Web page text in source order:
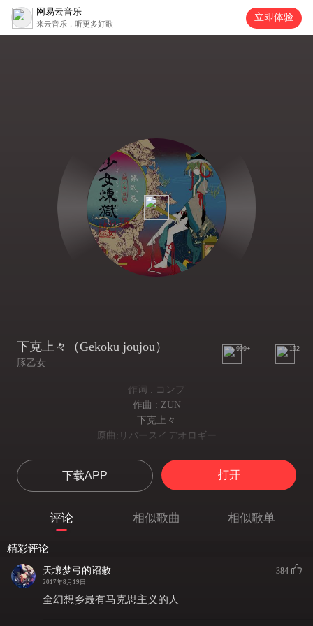
网易云音乐
来云音乐，听更多好歌
立即体验
下克上々（Gekoku joujou）
豚乙女
999+ 192
作词 : コンプ
作曲 : ZUN
下克上々
原曲:リバースイデオロギー
時に笑い 時に嘆く 時に悟り 時に迷う
时而欢笑 时而叹息 时而领悟 时而迷茫
時に集い 時に競う 時に助け 時に騙す
时而团结 时而相争 时而互助 时而欺骗
人はみんな正直だと 人はみんな腹黒いと
アレやコレや答えを出して アレやコレや答え忘れ
做出种种回答 忘记种种回答
全力窥视自我的异侧
下载APP 打开
评论 相似歌曲 相似歌单
精彩评论
天壤梦弓的诏敕
2017年8月19日
384
全幻想乡最有马克思主义的人